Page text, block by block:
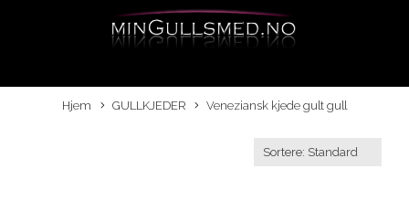
Hjem GULLKJEDER Veneziansk kjede gult gull